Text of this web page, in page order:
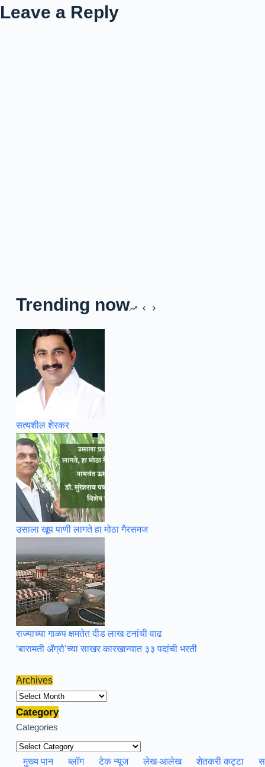
Leave a Reply
Trending now
सत्यशील शेरकर
उसाला खूप पाणी लागते हा मोठा गैरसमज
राज्याच्या गाळप क्षमतेत दीड लाख टनांची वाढ
‘बारामती ॲग्रो’च्या साखर कारखान्यात ३३ पदांची भरती
Archives
Archives
Category
Categories
मुख्य पान ब्लॉग टेक न्यूज लेख-आलेख शेतकरी कट्टा